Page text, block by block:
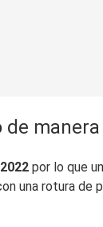
por lo que
una rotura